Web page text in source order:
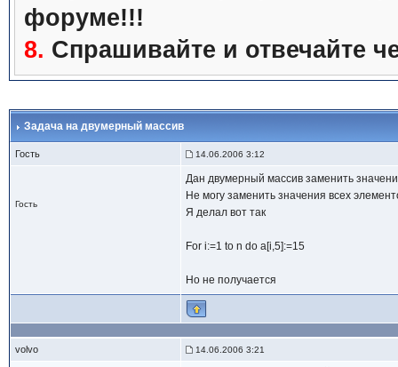
форуме!!!
8. Спрашивайте и отвечайте
Задача на двумерный массив
Гость 14.06.2006 3:12
Гость
Дан двумерный массив заменить
Не могу заменить значения всех
Я делал вот так
For i:=1 to n do a[i,5]:=15
Но не получается
volvo 14.06.2006 3:21